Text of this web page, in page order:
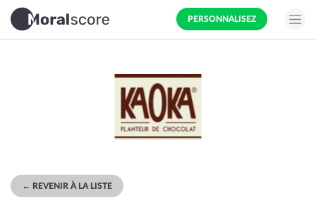
PERSONNALISEZ
← REVENIR À LA LISTE